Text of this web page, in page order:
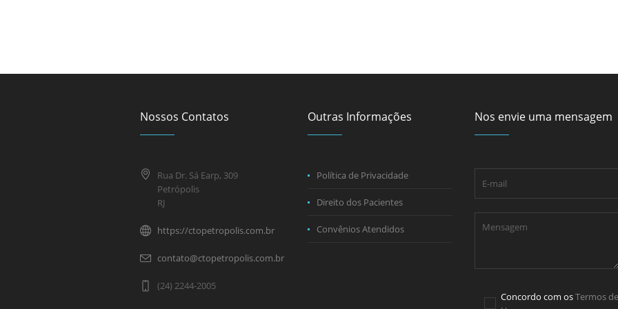
Nossos Contatos
Rua Dr. Sá Earp, 309
Petrópolis
RJ
https://ctopetropolis.com.br
contato@ctopetropolis.com.br
(24) 2244-2005
Outras Informações
Política de Privacidade
Direito dos Pacientes
Convênios Atendidos
Nos envie uma mensagem
Concordo com osTermos de